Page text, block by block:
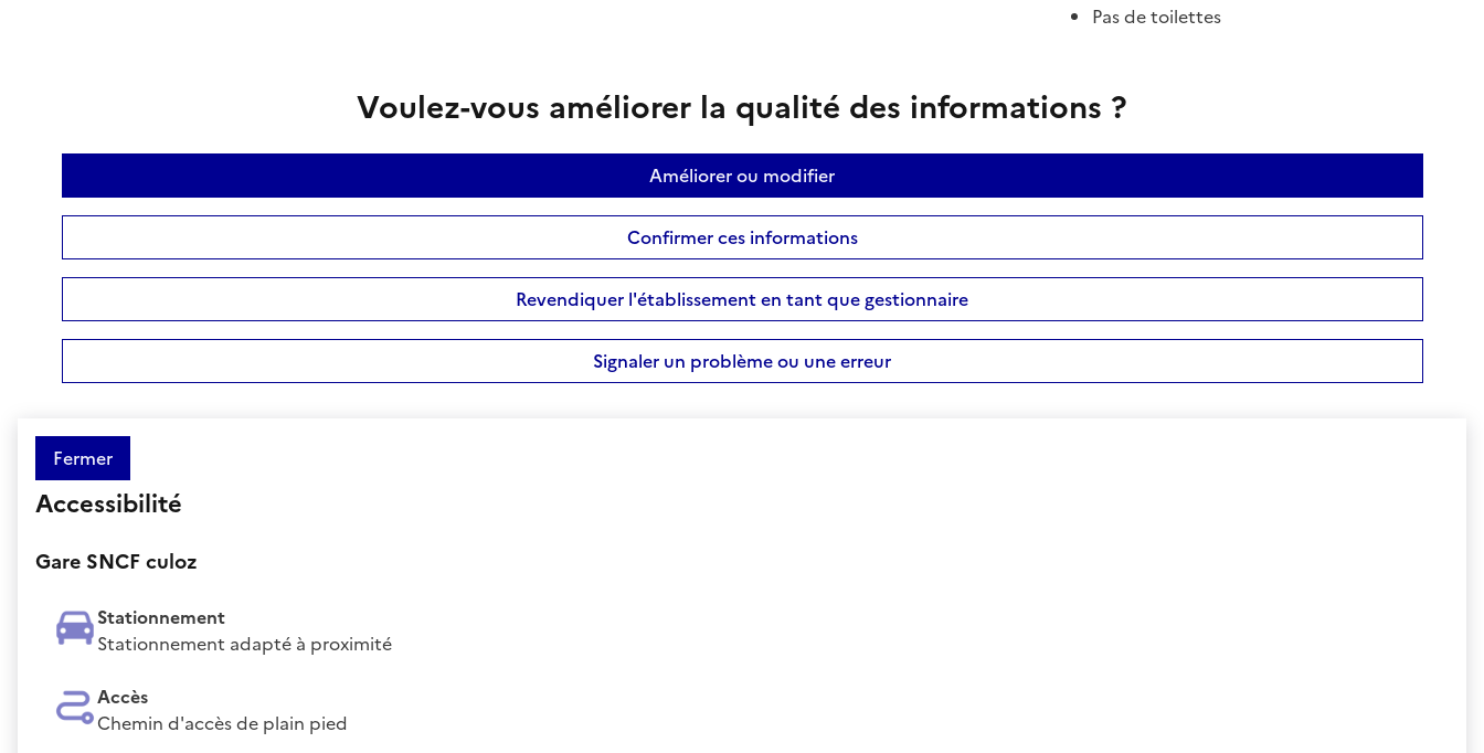
Pas de toilettes
Voulez-vous améliorer la qualité des informations ?
Améliorer ou modifier
Confirmer ces informations
Revendiquer l'établissement en tant que gestionnaire
Signaler un problème ou une erreur
Fermer
Accessibilité
Gare SNCF culoz
Stationnement
Stationnement adapté à proximité
Accès
Chemin d'accès de plain pied